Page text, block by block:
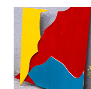
Hoodie
Outer
Sticker
小磯竜也 × NARUHESON;S
USABENI EXPRESS